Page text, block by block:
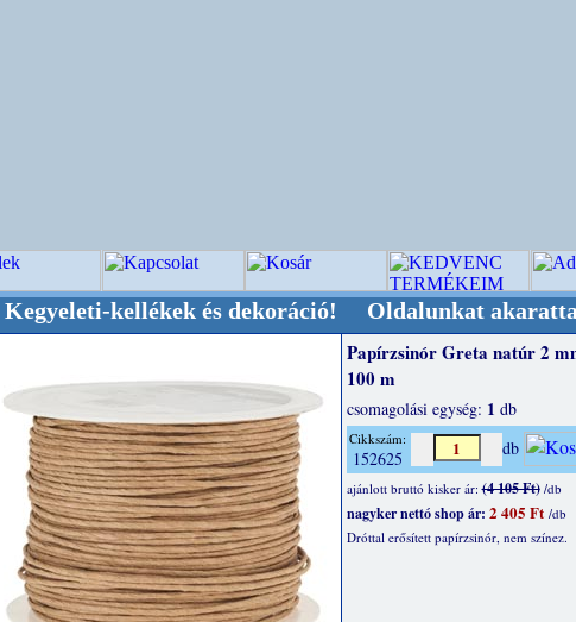
és dekoráció! Oldalunkat akarattal
Papírzsinór Greta natúr 2
100 m
csomagolási egység: 1 db
Cikkszám:
152625 db
ajánlott bruttó kisker ár:(4 105 Ft)/db
nagyker nettó shop ár: 2 405 Ft /db
Dróttal erősített papírzsinór, nem színez.